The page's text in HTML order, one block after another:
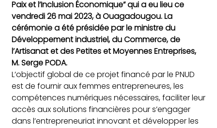
Paix et l’Inclusion Économique” qui a eu lieu ce
vendredi 26 mai 2023, à Ouagadougou. La
cérémonie a été présidée par le ministre du
Développement industriel, du Commerce, de
l’Artisanat et des Petites et Moyennes Entreprises,
M. Serge PODA.
L’objectif global de ce projet financé par le PNUD
est de fournir aux femmes entrepreneures, les
compétences numériques nécessaires, faciliter leur
accès aux solutions financières pour s’engager
dans l’entrepreneuriat innovant et développer les